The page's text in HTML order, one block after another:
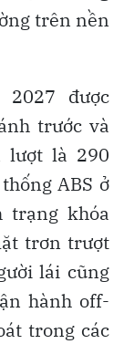
trên nền
2027 được
trước và
lượt là 290
ABS ở
trạng khóa
trơn trượt
lái cũng
hành off-
trong các